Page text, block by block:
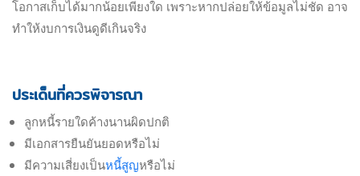
โอกาสเก็บได้มากน้อยเพียงใด เพราะหากปล่อยให้ข้อมูลไม่ชัด อาจ
ทำให้งบการเงินดูดีเกินจริง
ประเด็นที่ควรพิจารณา
ลูกหนี้รายใดค้างนานผิดปกติ
มีเอกสารยืนยันยอดหรือไม่
มีความเสี่ยงเป็นหนี้สูญหรือไม่